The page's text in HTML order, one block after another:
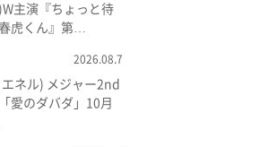
主演『ちょっと待
虎くん』第…
2026.08.7
ネル) メジャー2nd
愛のダバダ」10月